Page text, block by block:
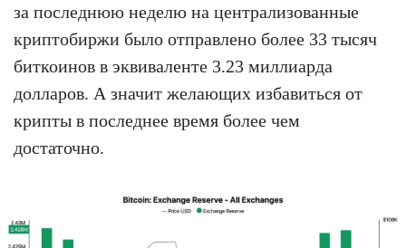
за последнюю неделю на централизованные
криптобиржи было отправлено более 33 тысяч
биткоинов в эквиваленте 3.23 миллиарда
долларов. А значит желающих избавиться от
крипты в последнее время более чем
достаточно.